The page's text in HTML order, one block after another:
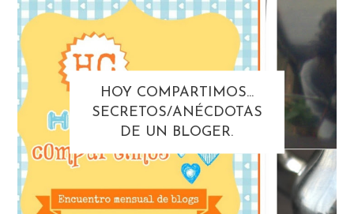
HOY COMPARTIMOS...
SECRETOS/ANÉCDOTAS
DE UN BLOGER.